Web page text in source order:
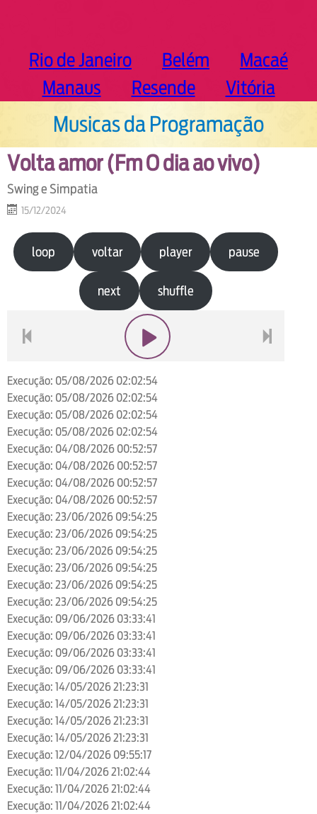
Rio de Janeiro Belém
Macaé
Manaus
Resende Vitória
Musicas da Programação
Volta amor (Fm O dia ao vivo)
Swing e Simpatia
15/12/2024
loop voltar player pause
next shuffle
Execução: 05/08/2026 02:02:54
Execução: 05/08/2026 02:02:54
Execução: 05/08/2026 02:02:54
Execução: 05/08/2026 02:02:54
Execução: 04/08/2026 00:52:57
Execução: 04/08/2026 00:52:57
Execução: 04/08/2026 00:52:57
Execução: 04/08/2026 00:52:57
Execução: 23/06/2026 09:54:25
Execução: 23/06/2026 09:54:25
Execução: 23/06/2026 09:54:25
Execução: 23/06/2026 09:54:25
Execução: 23/06/2026 09:54:25
Execução: 23/06/2026 09:54:25
Execução: 09/06/2026 03:33:41
Execução: 09/06/2026 03:33:41
Execução: 09/06/2026 03:33:41
Execução: 09/06/2026 03:33:41
Execução: 14/05/2026 21:23:31
Execução: 14/05/2026 21:23:31
Execução: 14/05/2026 21:23:31
Execução: 14/05/2026 21:23:31
Execução: 12/04/2026 09:55:17
Execução: 11/04/2026 21:02:44
Execução: 11/04/2026 21:02:44
Execução: 11/04/2026 21:02:44